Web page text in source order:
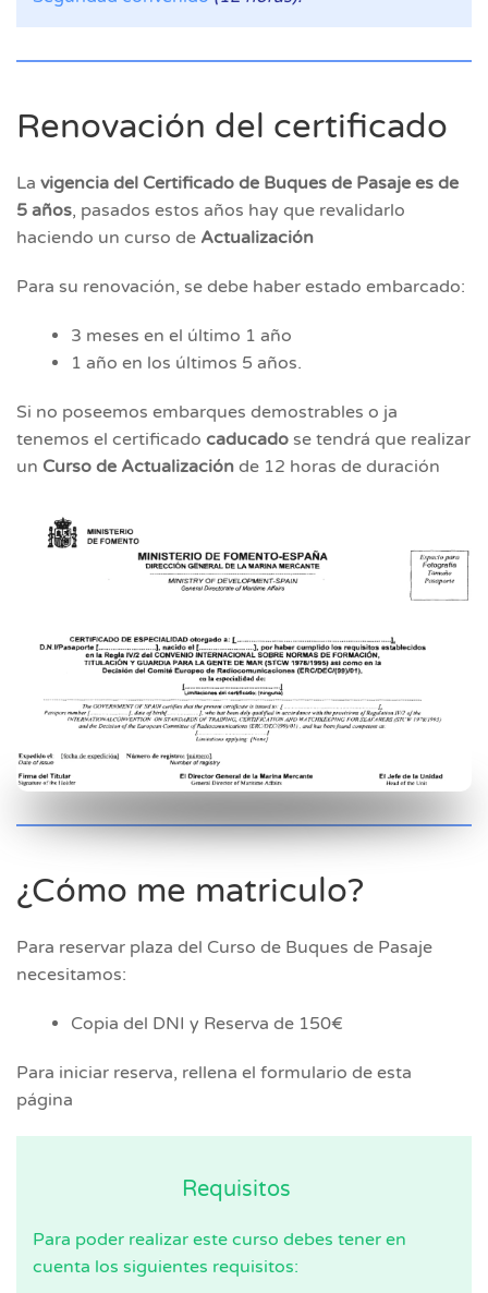
Renovación del certificado
La vigencia del Certificado de Buques de Pasaje es de
5 años, pasados estos años hay que revalidarlo
haciendo un curso de Actualización
Para su renovación, se debe haber estado embarcado:
3 meses en el último 1 año
1 año en los últimos 5 años.
Si no poseemos embarques demostrables o ja
tenemos el certificado caducado se tendrá que realizar
un Curso de Actualización de 12 horas de duración
¿Cómo me matriculo?
Para reservar plaza del Curso de Buques de Pasaje
necesitamos:
Copia del DNI y Reserva de 150€
Para iniciar reserva, rellena el formulario de esta
página
Requisitos
Para poder realizar este curso debes tener en
cuenta los siguientes requisitos: